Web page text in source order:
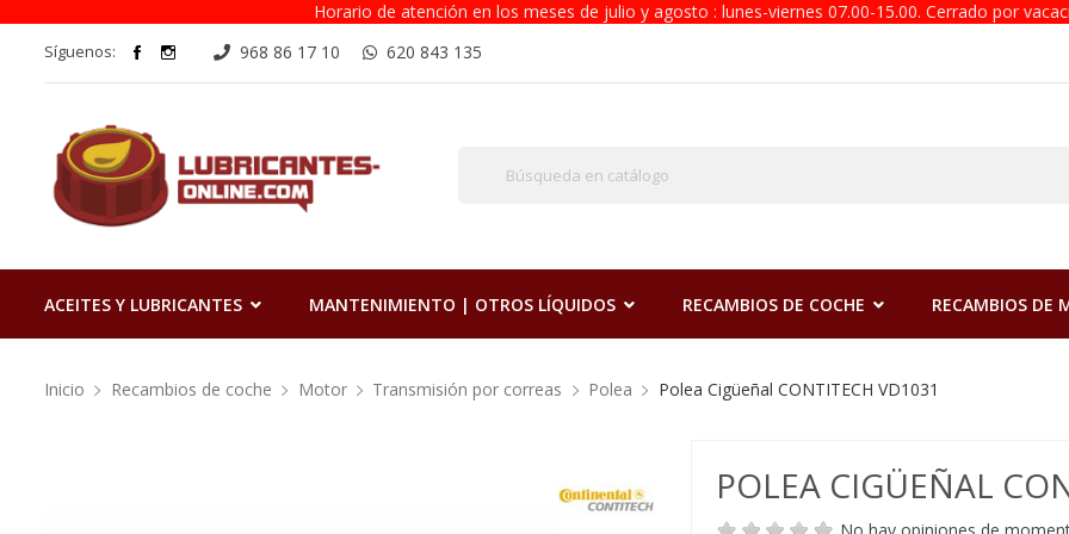
Horario de atención en los meses de julio y agosto : lunes-viernes 07.00-15.00. Cerrado por
Síguenos: 968 86 17 10 620 843 135
ACEITES Y LUBRICANTES MANTENIMIENTO | OTROS LÍQUIDOS RECAMBIOS DE COCHE RECAMBIOS DE
Inicio Recambios de coche Motor Transmisión por correas Polea Polea Cigüeñal CONTITECH VD1031
POLEA CIGÜEÑAL